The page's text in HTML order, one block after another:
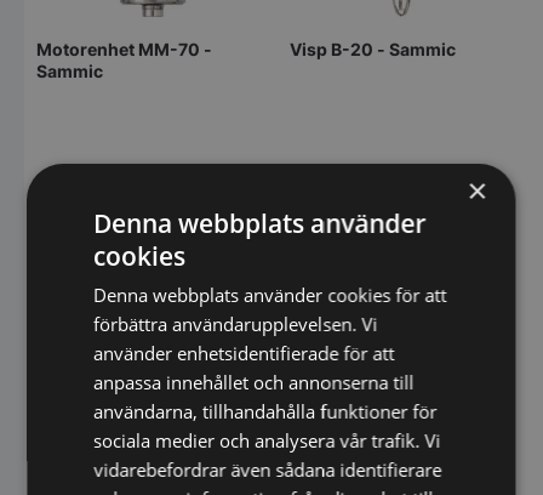
Motorenhet MM-70 -
Sammic
Visp B-20 - Sammic
×
Denna webbplats använder
cookies
Denna webbplats använder cookies för att
förbättra användarupplevelsen. Vi
använder enhetsidentifierade för att
anpassa innehållet och annonserna till
användarna, tillhandahålla funktioner för
sociala medier och analysera vår trafik. Vi
vidarebefordrar även sådana identifierare